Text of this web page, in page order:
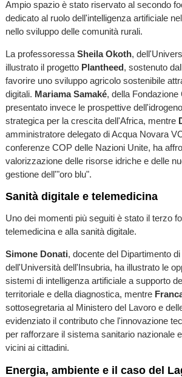
Ampio spazio è stato riservato al secondo
dedicato al ruolo dell'intelligenza artificiale
nello sviluppo delle comunità rurali.
La professoressa Sheila Okoth,
illustrato il progetto Plantheed, sostenuto
favorire uno sviluppo agricolo sostenibile
digitali. Mariama Samaké, della Fondazione
presentato invece le prospettive
strategica per la crescita dell'Africa, mentre
amministratore delegato di Acqua Novara
conferenze COP delle Nazioni Unite, ha
valorizzazione delle risorse idriche e delle
gestione dell'"oro blu".
Sanità digitale e telemedicina
Uno dei momenti più seguiti è stato il terzo
telemedicina e alla sanità digitale.
Simone Donati, docente del Dipartimento
dell'Università dell'Insubria, ha illustrato le
sistemi di intelligenza artificiale a supporto
territoriale e della diagnostica, mentre
sottosegretaria al Ministero del Lavoro e
evidenziato il contributo che l'innovazione
per rafforzare il sistema sanitario nazionale
vicini ai cittadini.
Energia, ambiente e il caso del